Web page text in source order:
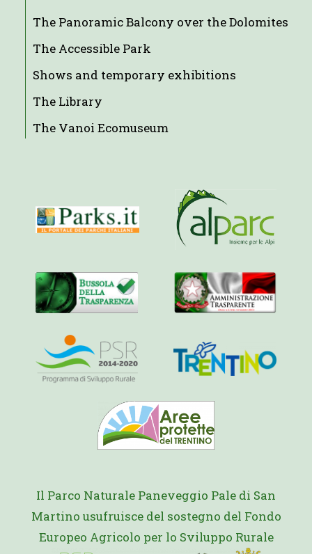
The Panoramic Balcony over the Dolomites
The Accessible Park
Shows and temporary exhibitions
The Library
The Vanoi Ecomuseum
Il Parco Naturale Paneveggio Pale di San
Martino usufruisce del sostegno del Fondo
Europeo Agricolo per lo Sviluppo Rurale